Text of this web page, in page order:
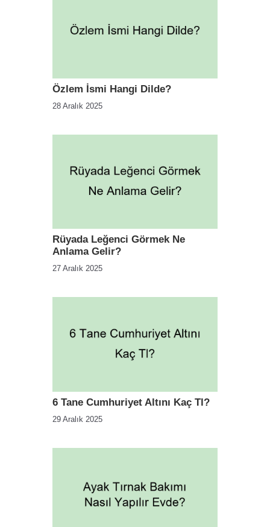
Özlem İsmi Hangi Dilde?
28 Aralık 2025
Rüyada Leğenci Görmek Ne
Anlama Gelir?
27 Aralık 2025
6 Tane Cumhuriyet Altını Kaç Tl?
29 Aralık 2025